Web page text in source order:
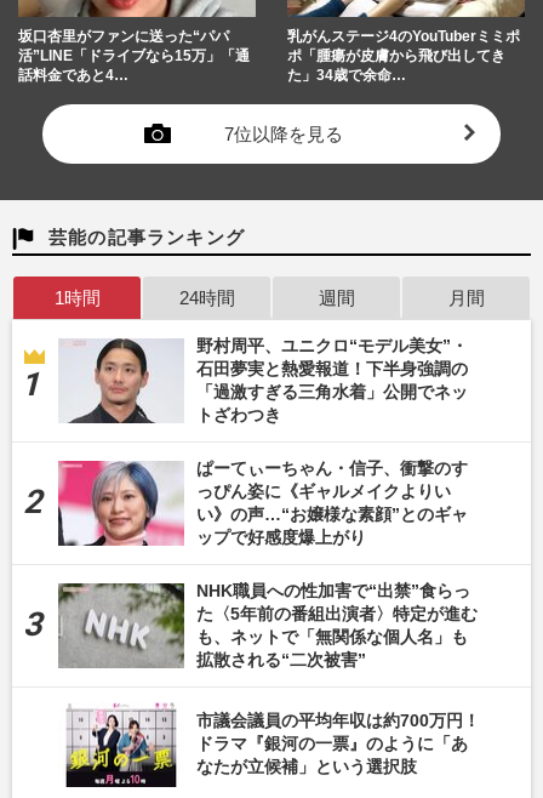
坂口杏里がファンに送った“パパ
活”LINE「ドライブなら15万」「通
話料金であと4…
乳がんステージ4のYouTuberミミポ
ポ「腫瘍が皮膚から飛び出してき
た」34歳で余命…
7位以降を見る
芸能の記事ランキング
1時間 24時間 週間 月間
野村周平、ユニクロ“モデル美女”・
石田夢実と熱愛報道！下半身強調の
「過激すぎる三角水着」公開でネッ
トざわつき
ぱーてぃーちゃん・信子、衝撃のす
っぴん姿に《ギャルメイクよりい
い》の声…“お嬢様な素顔”とのギャ
ップで好感度爆上がり
NHK職員への性加害で“出禁”食らっ
た〈5年前の番組出演者〉特定が進む
も、ネットで「無関係な個人名」も
拡散される“二次被害”
市議会議員の平均年収は約700万円！
ドラマ『銀河の一票』のように「あ
なたが立候補」という選択肢